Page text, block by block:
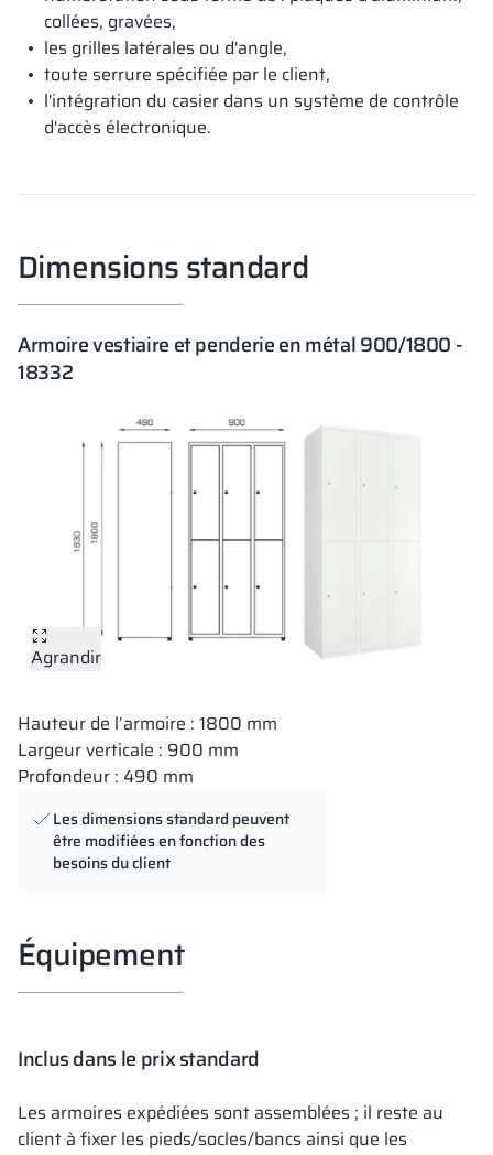
collées, gravées,
les grilles latérales ou d'angle,
toute serrure spécifiée par le client,
l'intégration du casier dans un système de contrôle
d'accès électronique.
Dimensions standard
Armoire vestiaire et penderie en métal 900/1800 -
18332
Agrandir
Hauteur de l’armoire : 1800 mm
Largeur verticale : 900 mm
Profondeur : 490 mm
Les dimensions standard peuvent
être modifiées en fonction des
besoins du client
Équipement
Inclus dans le prix standard
Les armoires expédiées sont assemblées ; il reste au
client à fixer les pieds/socles/bancs ainsi que les